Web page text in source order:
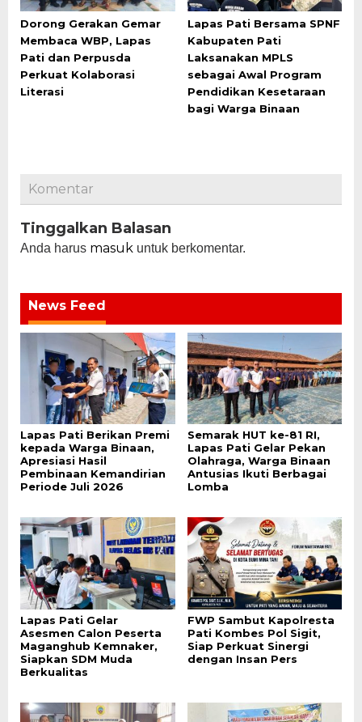
Dorong Gerakan Gemar
Membaca WBP, Lapas
Pati dan Perpusda
Perkuat Kolaborasi
Literasi
Lapas Pati Bersama SPNF
Kabupaten Pati
Laksanakan MPLS
sebagai Awal Program
Pendidikan Kesetaraan
bagi Warga Binaan
Komentar
Tinggalkan Balasan
Anda harus masuk untuk berkomentar.
News Feed
Lapas Pati Berikan Premi
kepada Warga Binaan,
Apresiasi Hasil
Pembinaan Kemandirian
Periode Juli 2026
Semarak HUT ke-81 RI,
Lapas Pati Gelar Pekan
Olahraga, Warga Binaan
Antusias Ikuti Berbagai
Lomba
Lapas Pati Gelar
Asesmen Calon Peserta
Maganghub Kemnaker,
Siapkan SDM Muda
Berkualitas
FWP Sambut Kapolresta
Pati Kombes Pol Sigit,
Siap Perkuat Sinergi
dengan Insan Pers